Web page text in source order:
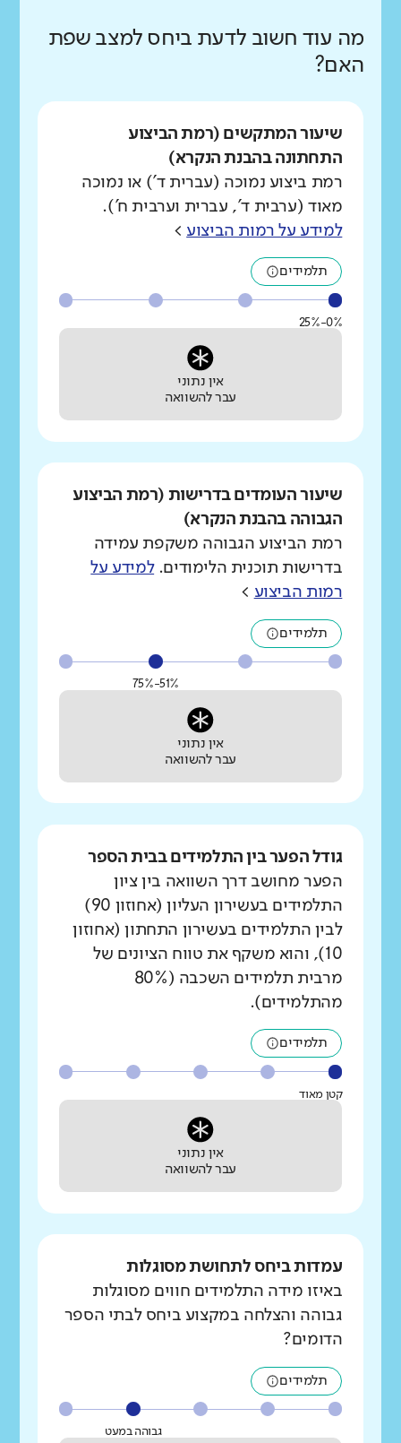
מה עוד חשוב לדעת ביחס למצב שפת
האם?
שיעור המתקשים (רמת הביצוע
התחתונה בהבנת הנקרא)
רמת ביצוע נמוכה (עברית ד') או נמוכה
מאוד (ערבית ד', עברית וערבית ח').
למידע על רמות הביצוע >
תלמידים
0%-25%
אין נתוני
עבר להשוואה
שיעור העומדים בדרישות (רמת הביצוע
הגבוהה בהבנת הנקרא)
רמת הביצוע הגבוהה משקפת עמידה
בדרישות תוכנית הלימודים.למידע על
רמות הביצוע >
תלמידים
51%-75%
אין נתוני
עבר להשוואה
גודל הפער בין התלמידים בבית הספר
הפער מחושב דרך השוואה בין ציון
התלמידים בעשירון העליון (אחוזון 90)
לבין התלמידים בעשירון התחתון (אחוזון
10), והוא משקף את טווח הציונים של
מרבית תלמידים השכבה (80%
מהתלמידים).
תלמידים
קטן מאוד
אין נתוני
עבר להשוואה
עמדות ביחס לתחושת מסוגלות
באיזו מידה התלמידים חווים מסוגלות
גבוהה והצלחה במקצוע ביחס לבתי הספר
הדומים?
תלמידים
גבוהה במעט